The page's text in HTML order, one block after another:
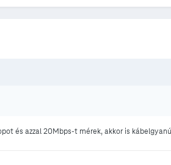
és azzal 20Mbps-t mérek, akkor is